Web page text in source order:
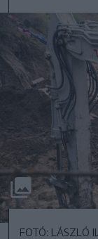
FOTÓ: LÁSZLÓ